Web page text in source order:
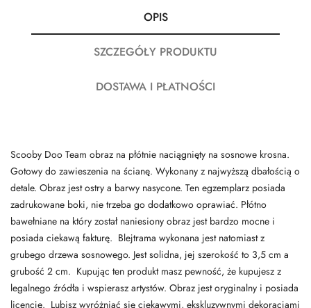
OPIS
SZCZEGÓŁY PRODUKTU
DOSTAWA I PŁATNOŚCI
Scooby Doo Team obraz na płótnie naciągnięty na sosnowe krosna.
Gotowy do zawieszenia na ścianę. Wykonany z najwyższą dbałością o
detale. Obraz jest ostry a barwy nasycone. Ten egzemplarz posiada
zadrukowane boki, nie trzeba go dodatkowo oprawiać. Płótno
bawełniane na który został naniesiony obraz jest bardzo mocne i
posiada ciekawą fakturę. Blejtrama wykonana jest natomiast z
grubego drzewa sosnowego. Jest solidna, jej szerokość to 3,5 cm a
grubość 2 cm. Kupując ten produkt masz pewność, że kupujesz z
legalnego źródła i wspierasz artystów. Obraz jest oryginalny i posiada
licencję. Lubisz wyróżniać się ciekawymi, ekskluzywnymi dekoracjami